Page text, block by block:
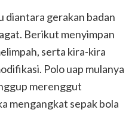
diantara gerakan badan
Berikut menyimpan
serta kira-kira
Polo uap mulanya
merenggut
mengangkat sepak bola